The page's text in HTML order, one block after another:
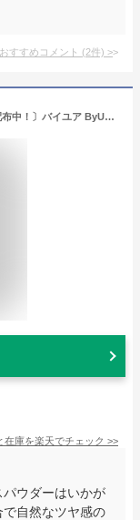
すすめコメント (2件) >
〔4月1日だけ★枚数限定10％OFFクーポン配布中！〕バイユア ByUR セラムフィットルースフェイスパウダー #02 pearl 10g [028752]
在庫を楽天でチェック >>
ウダーはいかが
自然なツヤ感の